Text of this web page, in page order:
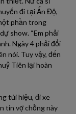
đi tại Ấn Độ,
phần trong
show. “Em phải
Ngày 4 phải đổi
nói. Tuy vậy, đến
Tiên lại hoàn
túi hiệu, đi xe
tin vợ chồng này